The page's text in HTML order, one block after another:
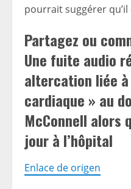
pourrait suggérer
Partagez ou
Une fuite audio
altercation liée
cardiaque » au
McConnell alors
jour à l’hôpital
Enlace de origen